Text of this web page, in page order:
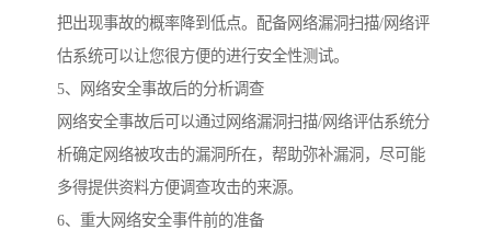
把出现事故的概率降到低点。配备网络漏洞扫描/网络评
估系统可以让您很方便的进行安全性测试。
5、网络安全事故后的分析调查
网络安全事故后可以通过网络漏洞扫描/网络评估系统分
析确定网络被攻击的漏洞所在，帮助弥补漏洞，尽可能
多得提供资料方便调查攻击的来源。
6、重大网络安全事件前的准备